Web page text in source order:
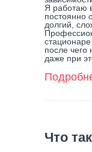
Я работаю
постоянно
долгий,
после чего
даже при
Что